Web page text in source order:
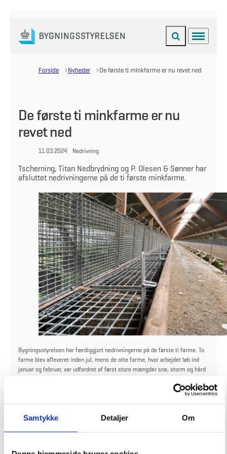
Samtykke Detaljer Om
Gå til forsiden Fold søgefelt ud
Menu
Forside Nyheder De første ti minkfarme er nu revet ned
De første ti minkfarme er nu
revet ned
11.03.2024 Nedrivning
Tscherning, Titan Nedbrydning og P. Olesen & Sønner har
afsluttet nedrivningerne på de ti første minkfarme.
Bygningsstyrelsen har færdiggjort nedrivningerne på de første ti farme. To
farme blev afleveret inden jul, mens de otte farme, hvor arbejdet løb ind
januar og februar, var udfordret af først store mængder sne, storm og hård
udfordrede af destore mængder nedbør, der resulterede i flere uger med
mudder og blank vand på pladserne, så maskinerne ikke kunne færdiggøre